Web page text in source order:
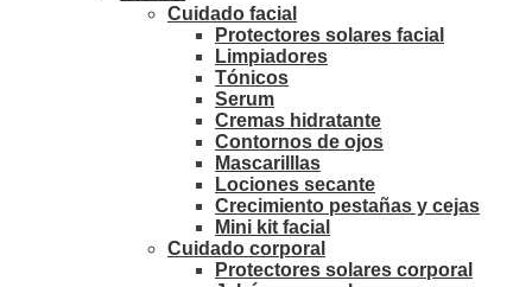
Cuidado facial
Protectores solares facial
Limpiadores
Tónicos
Serum
Cremas hidratante
Contornos de ojos
Mascarilllas
Lociones secante
Crecimiento pestañas y cejas
Mini kit facial
Cuidado corporal
Protectores solares corporal